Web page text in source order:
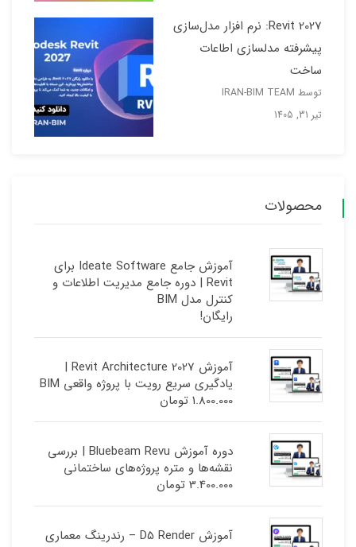
Revit 2027: نرم افزار مدل‌سازی
پیشرفته مدلسازی اطاعات
ساخت
توسط IRAN-BIM TEAM
تیر 31, 1405
محصولات
آموزش جامع Ideate Software برای
Revit | دوره جامع مدیریت اطلاعات و
کنترل مدل BIM
رایگان!
آموزش Revit Architecture 2027 |
یادگیری سریع رویت با پروژه واقعی BIM
1.800.000 تومان
دوره آموزش Bluebeam Revu | بررسی
نقشه‌ها و متره پروژه‌های ساختمانی
3.400.000 تومان
آموزش D5 Render – رندرینگ معماری